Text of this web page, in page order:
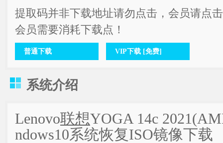
提取码并非下载地址请勿点击，会员请点
会员需要消耗下载点！
普通下载 VIP下载 [免费]
系统介绍
Lenovo联想YOGA 14c
ndows10系统恢复ISO镜像下载